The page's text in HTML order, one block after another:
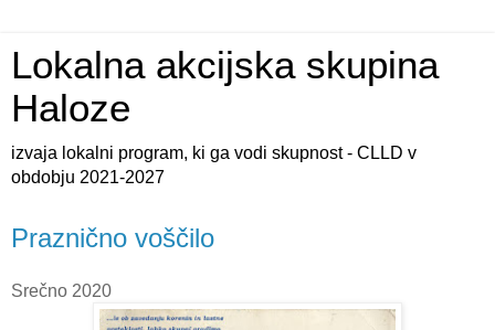
Lokalna akcijska skupina
Haloze
izvaja lokalni program, ki ga vodi skupnost - CLLD v
obdobju 2021-2027
Praznično voščilo
Srečno 2020